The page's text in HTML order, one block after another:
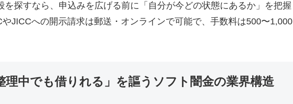
を探すなら、申込みを広げる前に「自分が今どの状態にあるか」を把握
JICCへの開示請求は郵送・オンラインで可能で、手数料は500〜1,000
理中でも借りれる」を謳うソフト闇金の業界構造